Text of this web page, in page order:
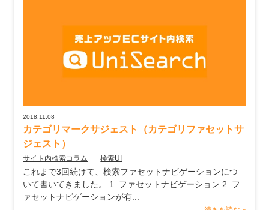
2018.11.08
カテゴリマークサジェスト（カテゴリファセットサ
ジェスト）
サイト内検索コラム 検索UI
これまで3回続けて、検索ファセットナビゲーションにつ
いて書いてきました。 1. ファセットナビゲーション 2. フ
ァセットナビゲーションが有...